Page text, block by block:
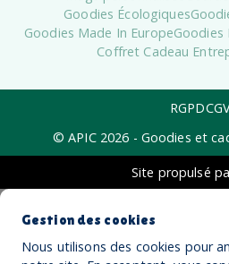
Goodies Écologiques
Goodies Made In EuropeGoodies
Coffret Cadeau
RGPD
© APIC 2026 - Goodies et
Site propulsé
Gestion des cookies
Nous utilisons des cookies pour